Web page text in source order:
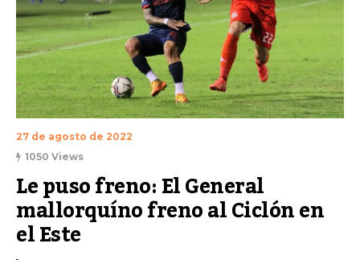
27 de agosto de 2022
1050 Views
Le puso freno: El General
mallorquíno freno al Ciclón en
el Este